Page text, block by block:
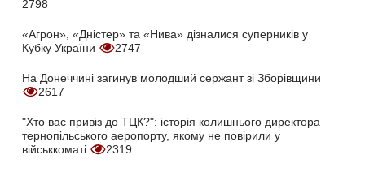
2798
«Агрон», «Дністер» та «Нива» дізналися суперників у
Кубку України
2747
На Донеччині загинув молодший сержант зі Зборівщини
2617
"Хто вас привіз до ТЦК?": історія колишнього директора
тернопільського аеропорту, якому не повірили у
військкоматі
2319